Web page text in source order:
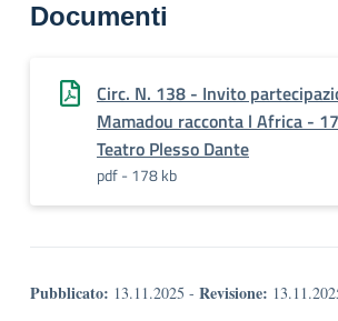
Documenti
Circ. N. 138 - Invito
Mamadou racconta l Africa -
Teatro Plesso Dante
pdf - 178 kb
Pubblicato: 13.11.2025 - Revisione: